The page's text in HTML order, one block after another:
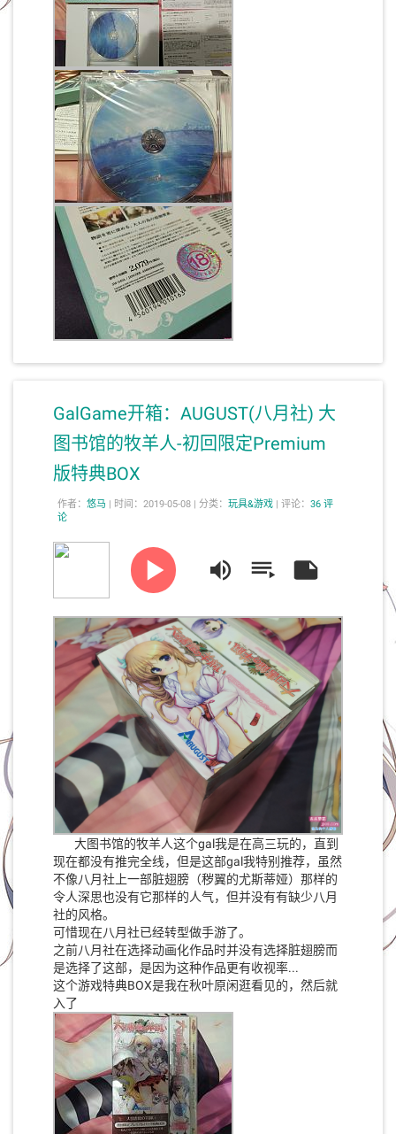
GalGame开箱：AUGUST(八月社) 大
图书馆的牧羊人-初回限定Premium
版特典BOX
作者： 悠马 | 时间：2019-05-08 | 分类： 玩具&游戏 | 评论： 36 评
论
ストレイトシープ
大图书馆的牧羊人这个gal我是在高三玩的，直到
现在都没有推完全线，但是这部gal我特别推荐，虽然
不像八月社上一部脏翅膀（秽翼的尤斯蒂娅）那样的
令人深思也没有它那样的人气，但并没有有缺少八月
社的风格。
可惜现在八月社已经转型做手游了。
之前八月社在选择动画化作品时并没有选择脏翅膀而
是选择了这部，是因为这种作品更有收视率...
这个游戏特典BOX是我在秋叶原闲逛看见的，然后就
入了